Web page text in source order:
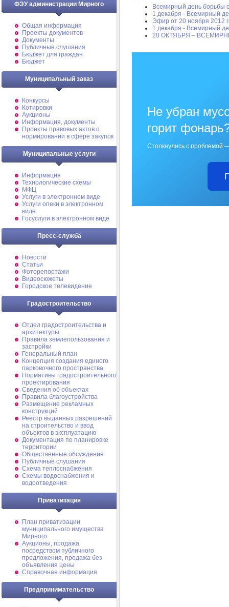
ФЭУ администрации Мирного
Общая информация
Проекты документов
Документы
Публичные слушания
Бюджет для граждан
Бюджет
Муниципальный заказ
Конкурсы
Котировки
Аукционы
Информация, документы
Проекты правовых актов о
нормировании в сфере закупок
Муниципальные услуги
Информация
Технологические схемы
МФЦ
Услуги в электронном виде
Услуги опеки в электронном
виде
Госуслуги в электронном виде
Пресс-служба
Новости
Статьи
Фоторепортажи
Видеосюжеты
Городское телевидение
Градостроительство
Отдел градостроительства и
архитектуры
Правила землепользования и
застройки
Генеральный план
Концепция создания единого
парковочного пространства
Нормативы градостроительного
проектирования
Сведения об объектах
Правила благоустройства
Размещение рекламных
конструкций
Реестр выданных разрешений
на строительство и ввод
объектов в эксплуатацию
Документация по планировке
территории
Общественные обсуждения
Публичные слушания
Схема теплоснабжения
Схемы водоснабжения и
водоотведения
Приватизация
План приватизации
муниципального имущества
Мирного
Аукционы, продажа
посредством публичного
предложения, продажа без
объявления цены
Справочная информация
Предпринимательство
Всемирный день борьбы
1 декабря - Всемирный
Эфир от 20 ноября 2012
1 декабря - Всемирный
20 ОКТЯБРЯ –
Не убран
горит
Столкнулись с проблемой